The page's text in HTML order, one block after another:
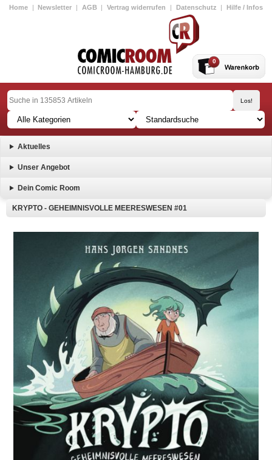
Home | Newsletter | AGB | Vertrag widerrufen | Datenschutz | Hilfe / Infos
0
Aktuelles
Unser Angebot
Dein Comic Room
KRYPTO - GEHEIMNISVOLLE MEERESWESEN #01